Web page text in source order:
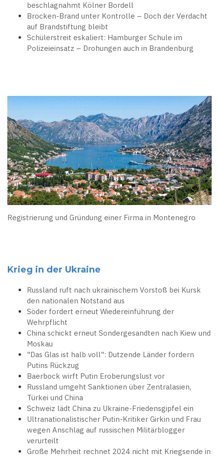
beschlagnahmt Kölner Bordell
Brocken-Brand unter Kontrolle – Doch der Verdacht
auf Brandstiftung bleibt
Schülerstreit eskaliert: Hamburger Schule im
Polizeieinsatz – Drohungen auch in Brandenburg
Registrierung und Gründung einer Firma in Montenegro
Krieg in der Ukraine
Russland ruft nach ukrainischem Vorstoß bei Kursk
den nationalen Notstand aus
Söder fordert erneut Wiedereinführung der
Wehrpflicht
China schickt erneut Sondergesandten nach Kiew und
Moskau
"Das Glas ist halb voll": Dutzende Länder fordern
Putins Rückzug
Baerbock wirft Putin Eroberungslust vor
Russland umgeht Sanktionen über Zentralasien,
Türkei und China
Schweiz lädt China zu Ukraine-Friedensgipfel ein
Ultranationalistischer Putin-Kritiker Girkin und Frau
wegen Anschlag auf russischen Militärblogger
verurteilt
Große Mehrheit rechnet 2024 nicht mit Kriegsende in